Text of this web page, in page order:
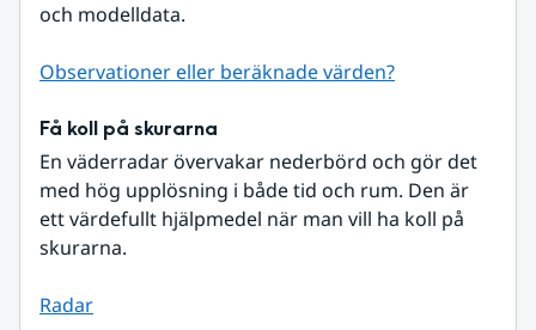
och modelldata.
Observationer eller beräknade värden?
Få koll på skurarna
En väderradar övervakar nederbörd och gör det
med hög upplösning i både tid och rum. Den är
ett värdefullt hjälpmedel när man vill ha koll på
skurarna.
Radar